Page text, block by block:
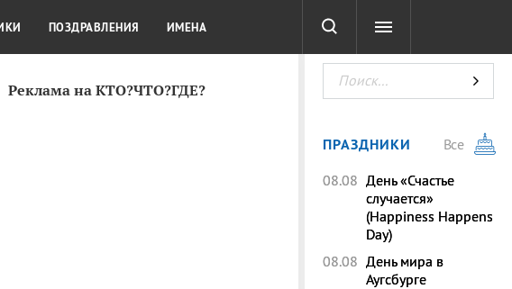
Реклама на КТО?ЧТО?ГДЕ?
КРАСОТА ТЕСТЫ
ПОЗДРАВЛЕНИЯ ИМЕНА
ПРАЗДНИКИ
Все
08.08 День «Счастье
случается»
(Happiness Happens
Day)
08.08 День мира в
Аугсбурге